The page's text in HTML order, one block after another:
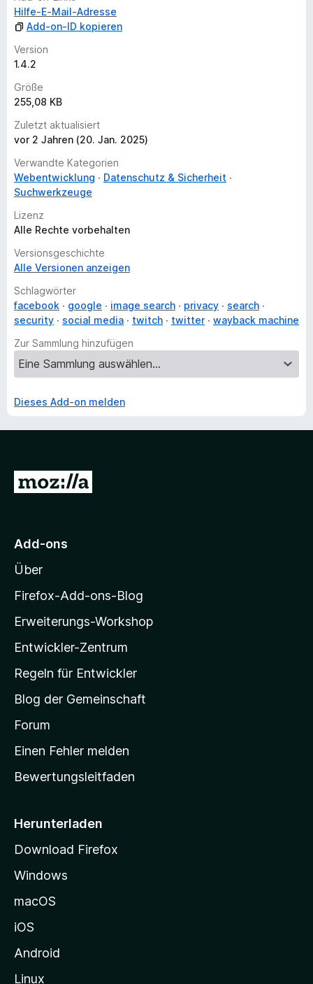
n
g
e
n
v
r
Hilfe-E-Mail-Adresse
Add-on-ID kopieren
Version
1.4.2
Größe
255,08 KB
Zuletzt aktualisiert
vor 2 Jahren (20. Jan. 2025)
Verwandte Kategorien
Webentwicklung
Datenschutz & Sicherheit
Suchwerkzeuge
Lizenz
Alle Rechte vorbehalten
Versionsgeschichte
Alle Versionen anzeigen
Schlagwörter
facebook
google image search privacy
search
security
social media twitch twitter
wayback machine
Zur Sammlung hinzufügen
Dieses Add-on melden
Z
M
z
i
l
a
-
t
a
r
s
i
e
g
e
n
Add-ons
Über
Firefox-Add-ons-Blog
Erweiterungs-Workshop
Entwickler-Zentrum
Regeln für Entwickler
Blog der Gemeinschaft
Forum
Einen Fehler melden
Bewertungsleitfaden
Herunterladen
Download Firefox
Windows
macOS
iOS
Android
Linux